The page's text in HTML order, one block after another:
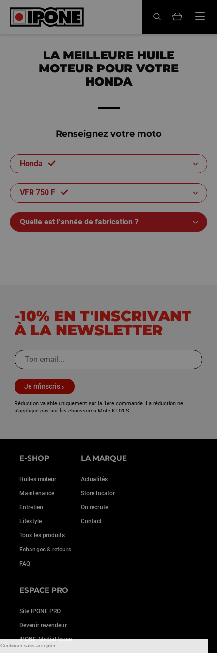
Continuer sans accepter
Ipone
HUILES MOTEUR
ENTRETIEN
Revendeurs
Compte
FR EN ES IT DE BE
LA MEILLEURE HUILE
MOTEUR POUR VOTRE
HONDA
Renseignez votre moto
Honda
VFR 750 F
Quelle est l’année de fabrication ?
-10% EN T'INSCRIVANT
À LA NEWSLETTER
Je m'inscris
Réduction valable uniquement sur la 1ère commande. La réduction ne
s'applique pas sur les chaussures Moto KT01-S.
E-SHOP
Huiles moteur
Maintenance
Entretien
Lifestyle
Tous les produits
Echanges & retours
FAQ
LA MARQUE
Actualités
Store locator
On recrute
Contact
ESPACE PRO
Site IPONE PRO
Devenir revendeur
IPONE MediaHouse